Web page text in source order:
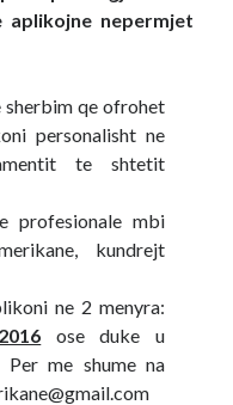
bëhet me pagesë, 1
nepermjet
sherbim qe ofrohet
personalisht ne
te shtetit
profesionale mbi
kundrejt
ne 2 menyra:
ose duke u
me shume na